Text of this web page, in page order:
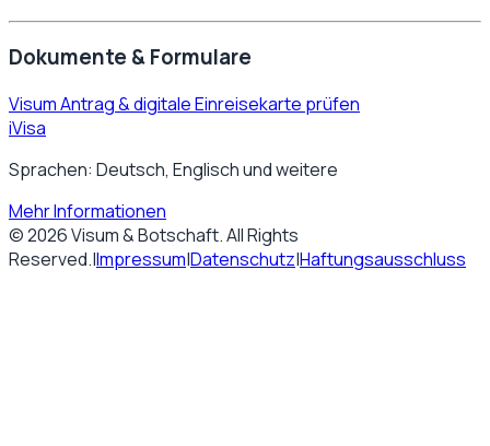
Dokumente & Formulare
Visum Antrag & digitale Einreisekarte prüfen
iVisa
Sprachen: Deutsch, Englisch und weitere
Mehr Informationen
©2026Visum & Botschaft. All Rights
Reserved.|Impressum|Datenschutz|Haftungsausschluss